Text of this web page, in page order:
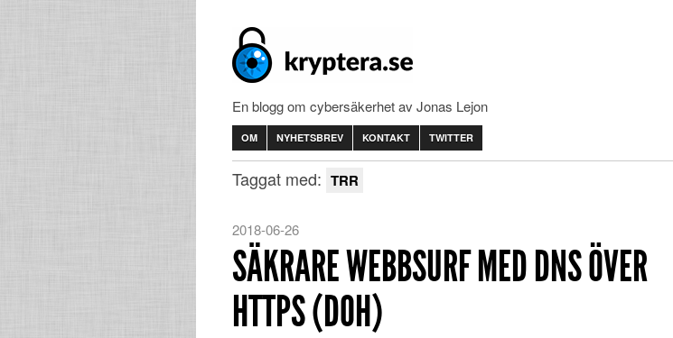
En blogg om cybersäkerhet av Jonas Lejon
OM NYHETSBREV KONTAKT TWITTER
Taggat med: TRR
2018-06-26
SÄKRARE WEBBSURF MED DNS ÖVER
HTTPS (DOH)